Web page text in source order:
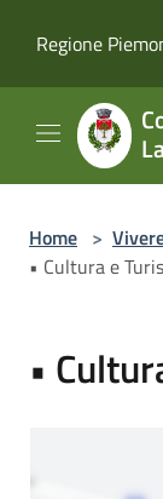
Regione
Home >
• Cultura e
•